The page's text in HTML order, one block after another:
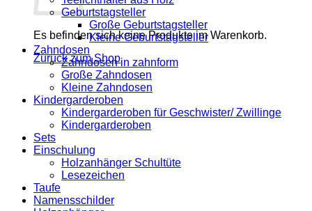
Es befinden sich keine Produkte im Warenkorb.
Zurück zum Shop
Geburtstagsteller
Große Geburtstagsteller
Kleine Geburtstagsteller
Zahndosen
Zahndosen in zahnform
Große Zahndosen
Kleine Zahndosen
Kindergarderoben
Kindergarderoben für Geschwister/ Zwillinge
Kindergarderoben
Sets
Einschulung
Holzanhänger Schultüte
Lesezeichen
Taufe
Namensschilder